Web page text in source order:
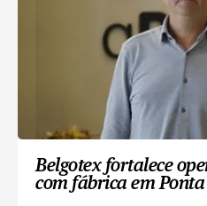
Belgotex fortalece
com fábrica em Ponta